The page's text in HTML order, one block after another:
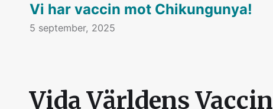
Vi har vaccin mot Chikungunya!
5 september, 2025
Vida Världens Vaccin